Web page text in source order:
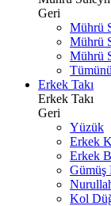
Geri
Mührü
Mührü
Mührü
Erkek Takı
Erkek Takı
Geri
Yüzük
Erkek
Erkek
Gümüş
Kol